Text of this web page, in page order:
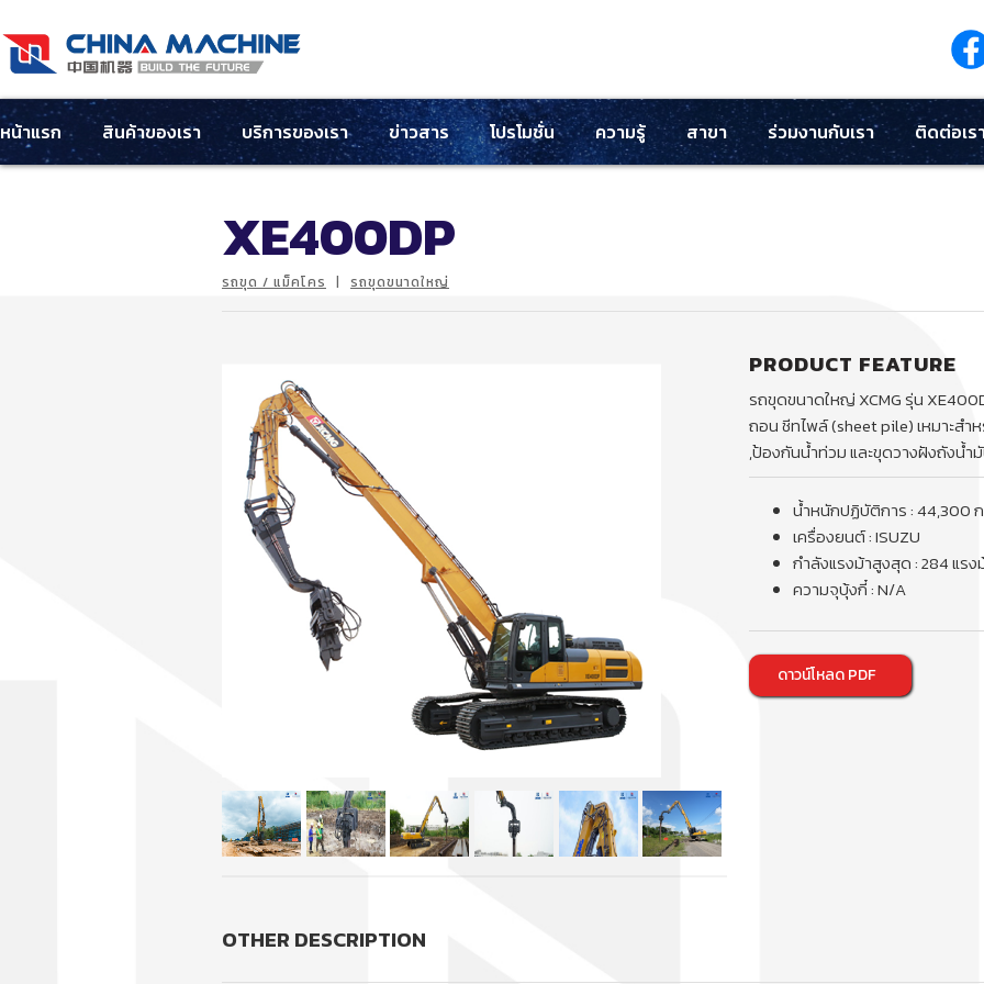
หน้าแรก สินค้าของเรา บริการของเรา ข่าวสาร โปรโมชั่น ความรู้ สาขา ร่วมงานกับเรา ติดต่อเร
XE400DP
รถขุด / แม็คโคร | รถขุดขนาดใหญ่
PRODUCT FEATURE
รถขุดขนาดใหญ่ XCMG รุ่น
ถอน ชีทไพล์ (sheet pile) เหมาะส
,ป้องกันน้ำท่วม และขุดวางฝังถังน้ำ
น้ำหนักปฏิบัติการ : 44,300
เครื่องยนต์ : ISUZU
กำลังแรงม้าสูงสุด : 284 แรง
ความจุบุ้งกี๋ : N/A
ดาวน์โหลด PDF
OTHER DESCRIPTION